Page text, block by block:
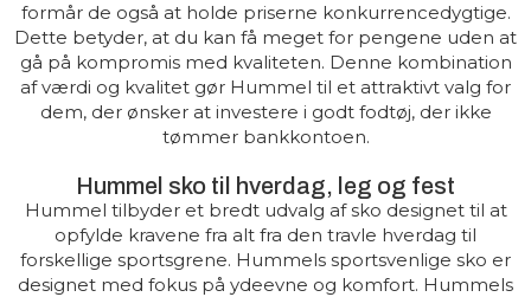
formår de også at holde priserne konkurrencedygtige.
Dette betyder, at du kan få meget for pengene uden at
gå på kompromis med kvaliteten. Denne kombination
af værdi og kvalitet gør Hummel til et attraktivt valg for
dem, der ønsker at investere i godt fodtøj, der ikke
tømmer bankkontoen.
Hummel sko til hverdag, leg og fest
Hummel tilbyder et bredt udvalg af sko designet til at
opfylde kravene fra alt fra den travle hverdag til
forskellige sportsgrene. Hummels sportsvenlige sko er
designet med fokus på ydeevne og komfort. Hummels